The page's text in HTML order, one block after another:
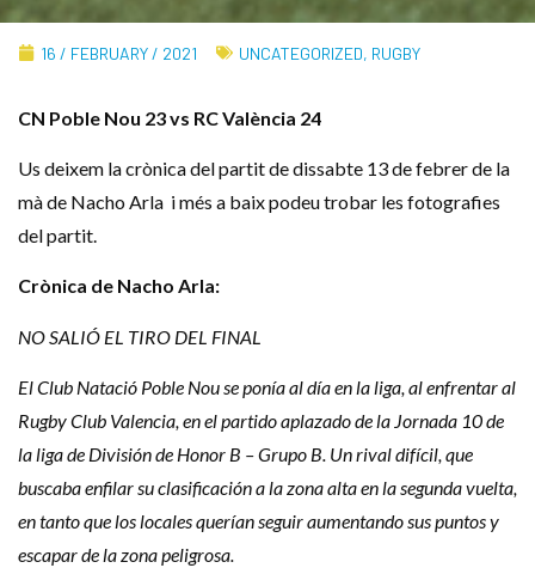
16 / FEBRUARY / 2021 UNCATEGORIZED, RUGBY
CN Poble Nou 23 vs RC València 24
Us deixem la crònica del partit de dissabte 13 de febrer de la
mà de Nacho Arla i més a baix podeu trobar les fotografies
del partit.
Crònica de Nacho Arla:
NO SALIÓ EL TIRO DEL FINAL
El Club Natació Poble Nou se ponía al día en la liga, al enfrentar al
Rugby Club Valencia, en el partido aplazado de la Jornada 10 de
la liga de División de Honor B – Grupo B. Un rival difícil, que
buscaba enfilar su clasificación a la zona alta en la segunda vuelta,
en tanto que los locales querían seguir aumentando sus puntos y
escapar de la zona peligrosa.